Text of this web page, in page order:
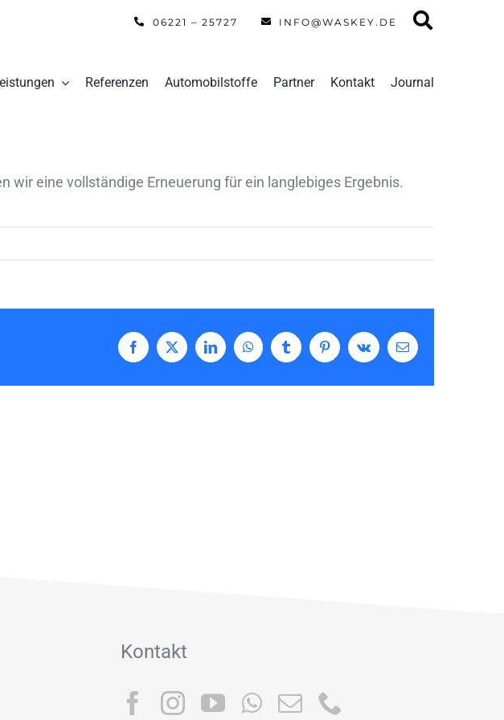
06221 – 25727 INFO@WASKEY.DE
Referenzen Automobilstoffe Partner Kontakt Journal
eine vollständige Erneuerung für ein langlebiges Ergebnis.
Facebook
X LinkedInWhatsAppTumblrPinterestVk
E-
Mail
Kontakt